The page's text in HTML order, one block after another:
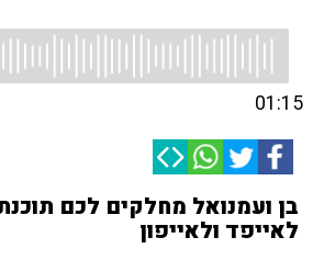
01:15
לאייפד ולאייפון